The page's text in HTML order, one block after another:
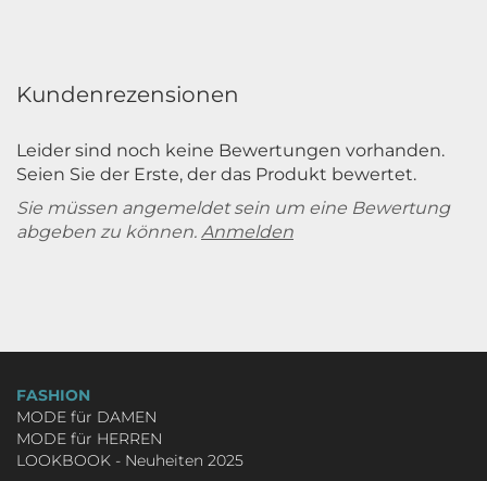
Kundenrezensionen
Leider sind noch keine Bewertungen vorhanden.
Seien Sie der Erste, der das Produkt bewertet.
Sie müssen angemeldet sein um eine Bewertung
abgeben zu können. Anmelden
FASHION
MODE für DAMEN
MODE für HERREN
LOOKBOOK - Neuheiten 2025